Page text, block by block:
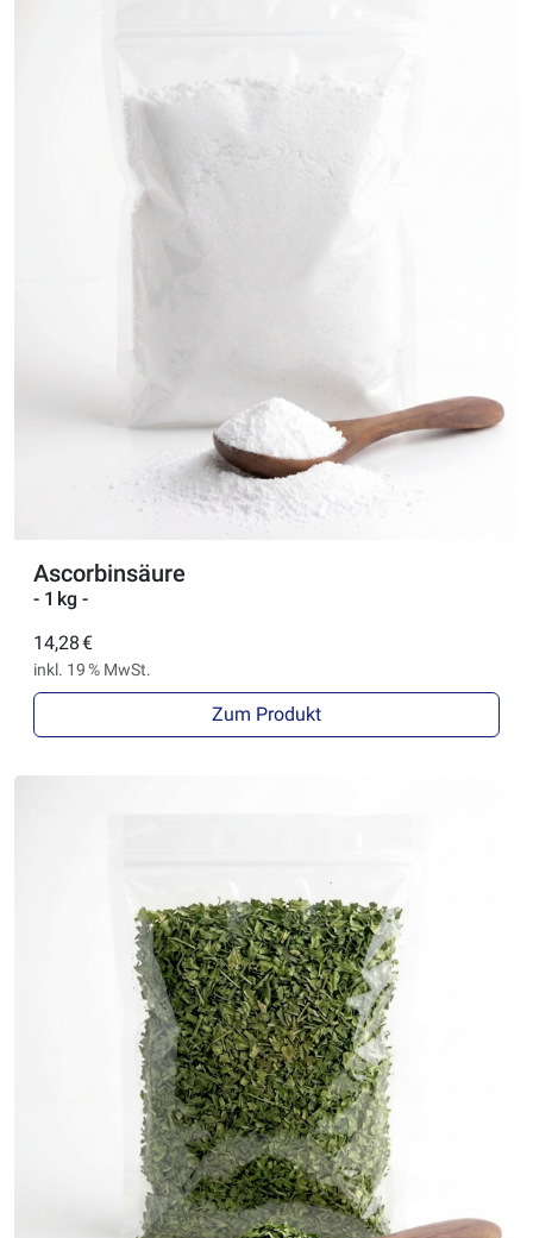
Ascorbinsäure
- 1 kg -
14,28 €
inkl. 19 % MwSt.
Zum Produkt